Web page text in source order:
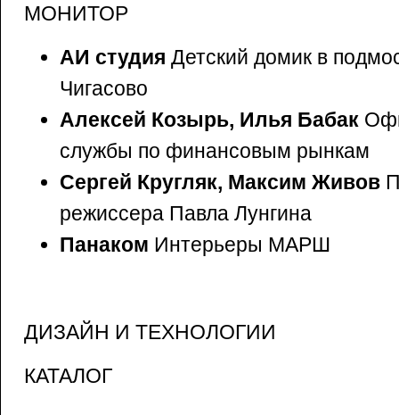
МОНИТОР
АИ студия Детский домик в
Чигасово
Алексей Козырь, Илья Бабак
службы по финансовым рынкам
Сергей Кругляк, Максим Живов
режиссера Павла Лунгина
Панаком Интерьеры МАРШ
ДИЗАЙН И ТЕХНОЛОГИИ
КАТАЛОГ